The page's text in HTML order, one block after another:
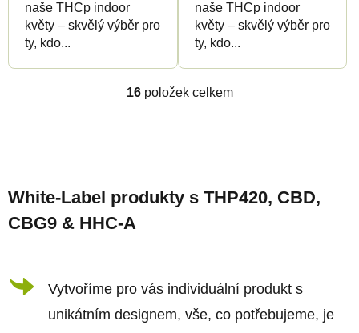
naše THCp indoor
květy – skvělý výběr pro
ty, kdo...
naše THCp indoor
květy – skvělý výběr pro
ty, kdo...
O
d
p
r
16položek celkem
á
p
a
White-Label produkty s THP420, CBD,
CBG9 & HHC-A
Vytvoříme pro vás individuální produkt s
unikátním designem, vše, co potřebujeme, je